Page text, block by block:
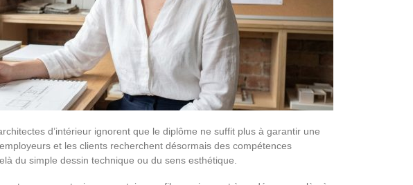
d’intérieur ignorent que le diplôme ne suffit plus à garantir une
et les clients recherchent désormais des compétences
du simple dessin technique ou du sens esthétique.